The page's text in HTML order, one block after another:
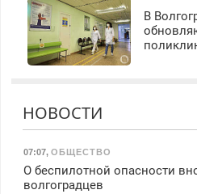
В
НОВОСТИ
07:07, ОБЩЕСТВО
О беспилотной опасности
волгоградцев